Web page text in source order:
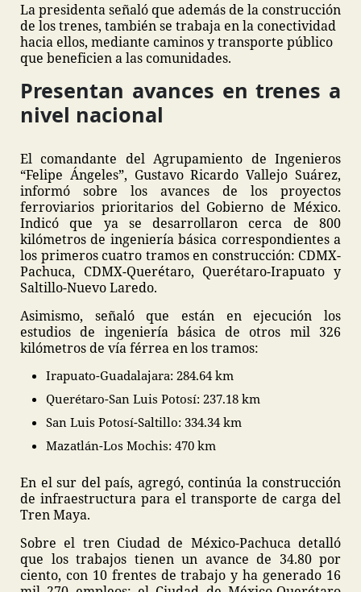
La presidenta señaló que además de la construcción
de los trenes, también se trabaja en la conectividad
hacia ellos, mediante caminos y transporte público
que beneficien a las comunidades.
Presentan avances en trenes a
nivel nacional
El comandante del Agrupamiento de Ingenieros
“Felipe Ángeles”, Gustavo Ricardo Vallejo Suárez,
informó sobre los avances de los proyectos
ferroviarios prioritarios del Gobierno de México.
Indicó que ya se desarrollaron cerca de 800
kilómetros de ingeniería básica correspondientes a
los primeros cuatro tramos en construcción: CDMX-
Pachuca, CDMX-Querétaro, Querétaro-Irapuato y
Saltillo-Nuevo Laredo.
Asimismo, señaló que están en ejecución los
estudios de ingeniería básica de otros mil 326
kilómetros de vía férrea en los tramos:
Irapuato-Guadalajara: 284.64 km
Querétaro-San Luis Potosí: 237.18 km
San Luis Potosí-Saltillo: 334.34 km
Mazatlán-Los Mochis: 470 km
En el sur del país, agregó, continúa la construcción
de infraestructura para el transporte de carga del
Tren Maya.
Sobre el tren Ciudad de México-Pachuca detalló
que los trabajos tienen un avance de 34.80 por
ciento, con 10 frentes de trabajo y ha generado 16